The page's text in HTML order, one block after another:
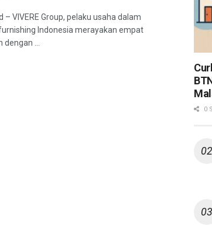
VIVERE Group, pelaku usaha dalam
Indonesia merayakan empat
...
0